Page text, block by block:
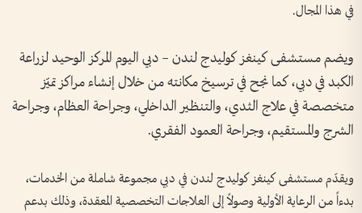
في هذا المجال.
ويضم مستشفى كينغز كوليدج لندن – دبي اليوم المركز الوحيد لزراعة
الكبد في دبي، كما نجح في ترسيخ مكانته من خلال إنشاء مراكز تميّز
متخصصة في علاج الثدي، والتنظير الداخلي، وجراحة العظام، وجراحة
الشرج والمستقيم، وجراحة العمود الفقري.
ويقدّم مستشفى كينغز كوليدج لندن في دبي مجموعة شاملة من الخدمات،
بدءاً من الرعاية الأولية وصولاً إلى العلاجات التخصصية المعقدة، وذلك بدعم